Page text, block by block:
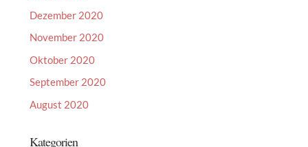
Dezember 2020
November 2020
Oktober 2020
September 2020
August 2020
Kategorien